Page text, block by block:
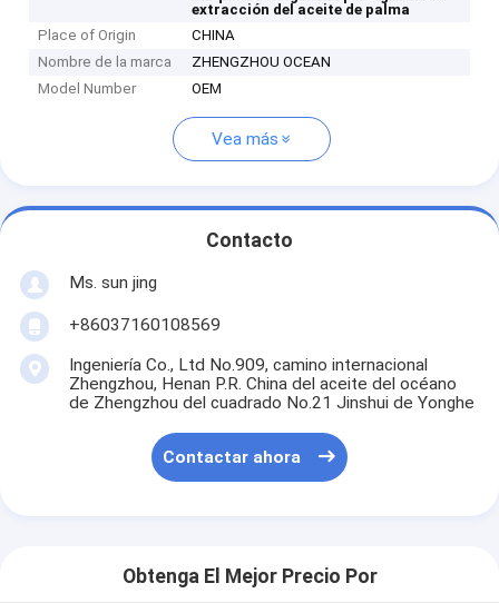
extracción del aceite de palma
Place of Origin
CHINA
Nombre de la marca
ZHENGZHOU OCEAN
Model Number
OEM
Vea más
Contacto
Ms. sun jing
+86037160108569
Ingeniería Co., Ltd No.909, camino internacional
Zhengzhou, Henan P.R. China del aceite del océano
de Zhengzhou del cuadrado No.21 Jinshui de Yonghe
Contactar ahora
Obtenga El Mejor Precio Por